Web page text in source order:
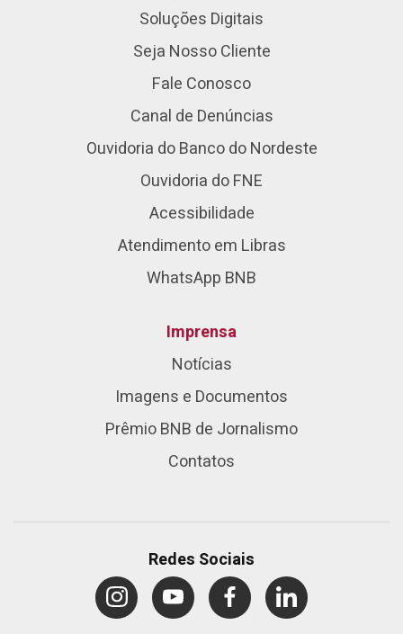
Soluções Digitais
Seja Nosso Cliente
Fale Conosco
Canal de Denúncias
Ouvidoria do Banco do Nordeste
Ouvidoria do FNE
Acessibilidade
Atendimento em Libras
WhatsApp BNB
Imprensa
Notícias
Imagens e Documentos
Prêmio BNB de Jornalismo
Contatos
Redes Sociais